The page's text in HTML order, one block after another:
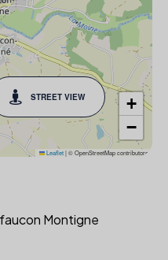
STREET VIEW
+
−
Leaflet|© OpenStreetMap contributors
Montigne